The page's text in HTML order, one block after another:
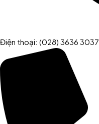
Điện thoại: (028) 3636 3037